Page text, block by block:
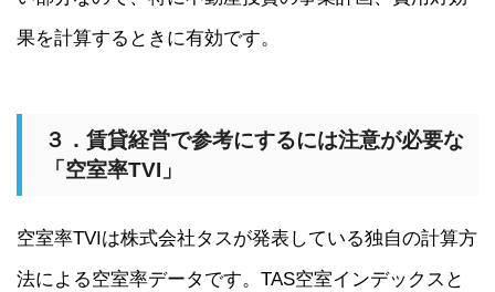
果を計算するときに有効です。
３．賃貸経営で参考にするには注意が必要な
「空室率TVI」
空室率TVIは株式会社タスが発表している独自の計算方
法による空室率データです。TAS空室インデックスと